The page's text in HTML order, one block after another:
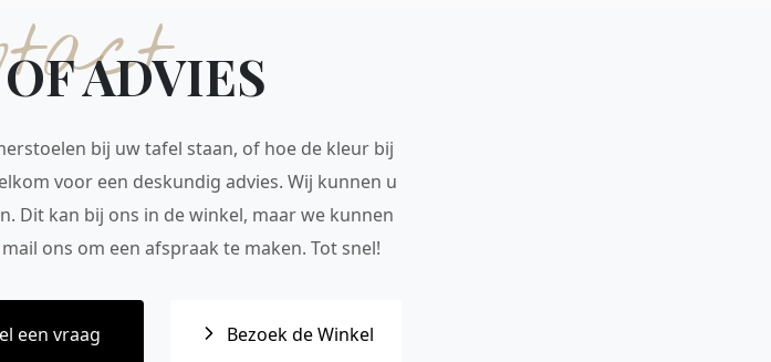
ADVIES
bij uw tafel staan, of hoe de kleur bij
voor een deskundig advies. Wij kunnen u
Dit kan bij ons in de winkel, maar we kunnen
ons om een afspraak te maken. Tot snel!
een vraag Bezoek de Winkel